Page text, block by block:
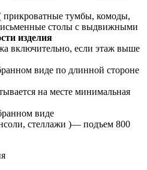
прикроватные тумбы, комоды,
столы с выдвижными
изделия
включительно, если этаж выше
виде по длинной стороне
на месте минимальная
виде
стеллажи )— подъем 800